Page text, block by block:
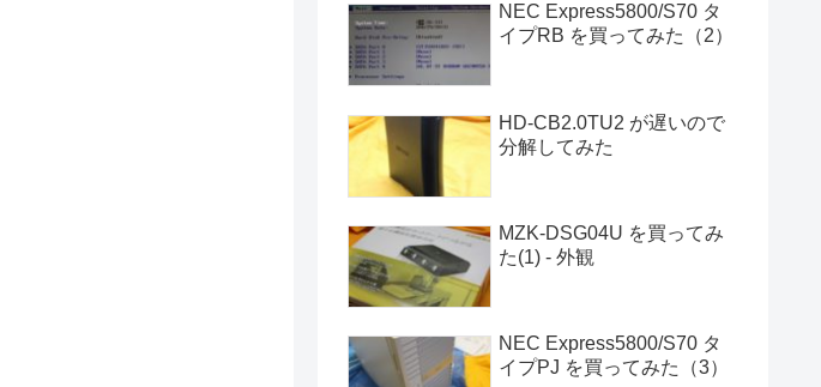
NEC Express5800/S70 タ
イプRB を買ってみた（2）
HD-CB2.0TU2 が遅いので
分解してみた
MZK-DSG04U を買ってみ
た(1) - 外観
NEC Express5800/S70 タ
イプPJ を買ってみた（3）